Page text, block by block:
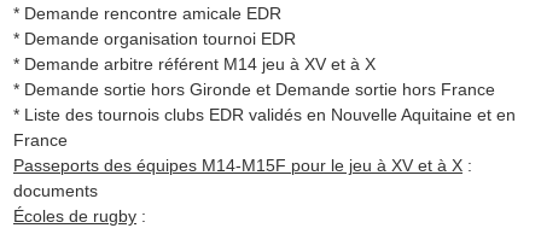
* Demande rencontre amicale EDR
* Demande organisation tournoi EDR
* Demande arbitre référent M14 jeu à XV et à X
* Demande sortie hors Gironde et Demande sortie hors France
* Liste des tournois clubs EDR validés en Nouvelle Aquitaine et en
France
Passeports des équipes M14-M15F pour le jeu à XV et à X :
documents
Écoles de rugby :